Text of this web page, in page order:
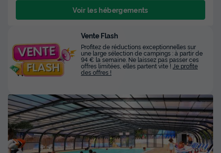
Voir les hébergements
Vente Flash
Profitez de réductions exceptionnelles sur
une large sélection de campings : à partir de
94 € la semaine. Ne laissez pas passer ces
offres limitées, elles partent vite ! Je profite
des offres !